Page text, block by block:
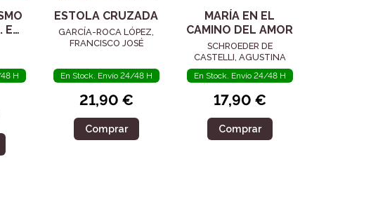
EL
H
ESTOLA CRUZADA
GARCÍA-ROCA LÓPEZ,
FRANCISCO JOSÉ
En Stock. Envío 24/48 H
21,90 €
Comprar
MARÍA EN EL
CAMINO DEL AMOR
SCHROEDER DE
CASTELLI, AGUSTINA
En Stock. Envío 24/48 H
17,90 €
Comprar